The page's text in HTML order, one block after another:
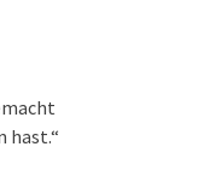
hast.“